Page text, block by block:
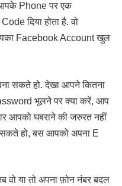
Phone पर एक
दिया होता है. वो
Facebook Account खुल
सकते हो. देखा आपने कितना
भूलने पर क्या करें, आप
आपको घबराने की जरुरत नहीं
हो, बस आपको अपना E
वो या तो अपना फ़ोन नंबर बदल